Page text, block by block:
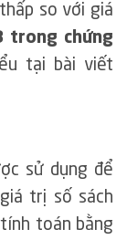
so với giá
trong chứng
tại bài viết
sử dụng để
trị số sách
toán bằng